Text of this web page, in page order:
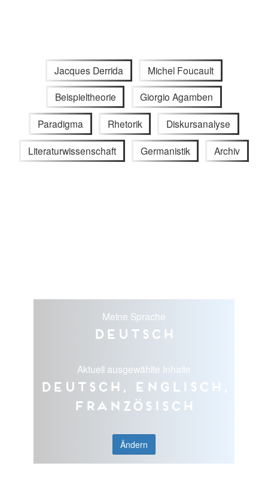
Jacques Derrida Michel Foucault
Beispieltheorie Giorgio Agamben
Paradigma Rhetorik Diskursanalyse
Literaturwissenschaft Germanistik Archiv
Meine Sprache
Deutsch
Aktuell ausgewählte Inhalte
Deutsch, Englisch,
Französisch
Ändern